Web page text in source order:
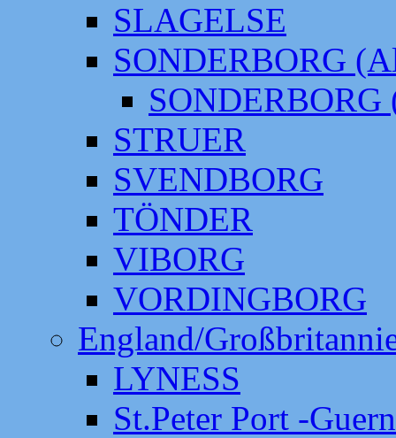
SLAGELSE
SONDERBORG
SONDERBORG
STRUER
SVENDBORG
TÖNDER
VIBORG
VORDINGBORG
England/
LYNESS
St.Peter Port -